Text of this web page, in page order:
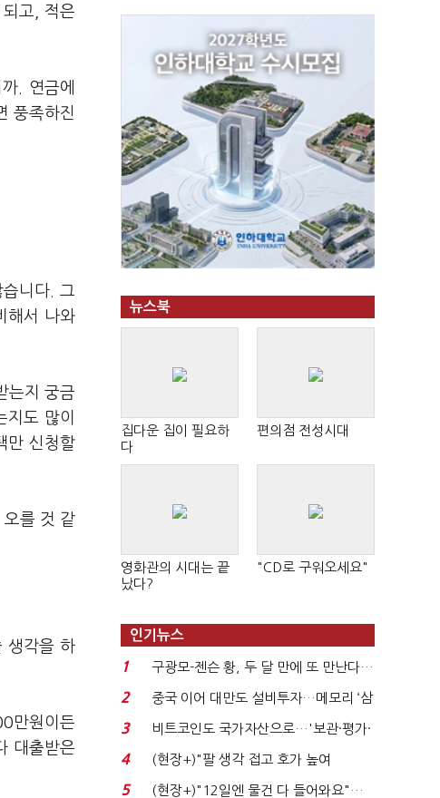
고, 적은
. 연금에
풍족하진
니다. 그
해서 나와
는지 궁금
도 많이
만 신청할
를 것 같
생각을 하
만원이든
대출받은
뉴스북
집다운 집이 필요하
다
편의점 전성시대
영화관의 시대는 끝
났다?
"CD로 구워오세요"
인기뉴스
1
구광모-젠슨 황, 두 달 만에 또 만난다…
로봇·AI 등 논...
2
중국 이어 대만도 설비투자…메모리 ‘삼
국전쟁’
3
비트코인도 국가자산으로…'보관·평가·
처분' 기준은 ...
4
(현장+)"팔 생각 접고 호가 높여
요"…'덜 똘똘한 한 채' 20...
5
(현장+)"12일엔 물건 다 들어와요"…